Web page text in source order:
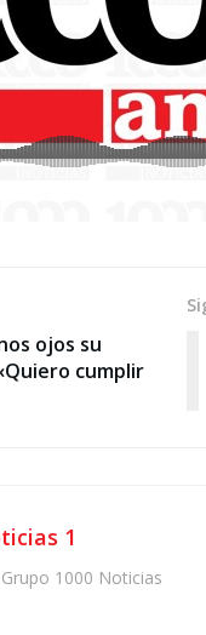
ojos su
cumplir
1
1000 Noticias